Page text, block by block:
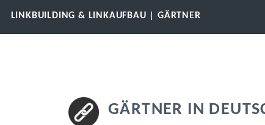
LINKBUILDING & LINKAUFBAU | GÄRTNER
GÄRTNER IN